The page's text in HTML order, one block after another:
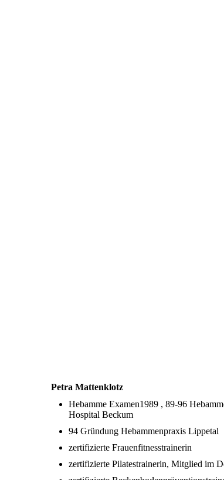
Petra Mattenklotz
Hebamme Examen1989 , 89-96
Hospital Beckum
94 Gründung Hebammenpraxis Lippetal
zertifizierte Frauenfitnesstrainerin
zertifizierte Pilatestrainerin, Mitglied im